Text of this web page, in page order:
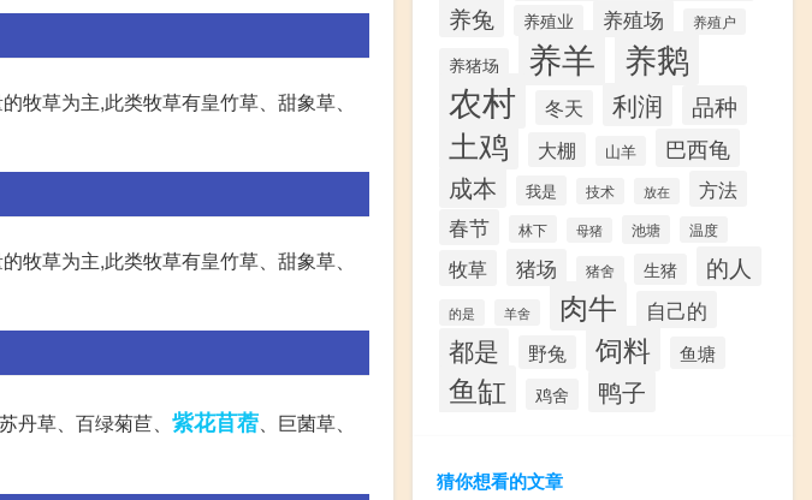
牧草为主,此类牧草有皇竹草、甜象草、
牧草为主,此类牧草有皇竹草、甜象草、
草、百绿菊苣、 紫花苜蓿 、巨菌草、
养兔 养殖业 养殖场 养殖户
养猪场 养羊 养鹅
农村 冬天 利润 品种
土鸡 大棚 山羊 巴西龟
成本 我是 技术 放在
方法
春节
林下 母猪 池塘 温度
牧草 猪场 猪舍 生猪 的人
的是 羊舍 肉牛 自己的
都是 野兔 饲料 鱼塘
鱼缸 鸡舍 鸭子
猜你想看的文章